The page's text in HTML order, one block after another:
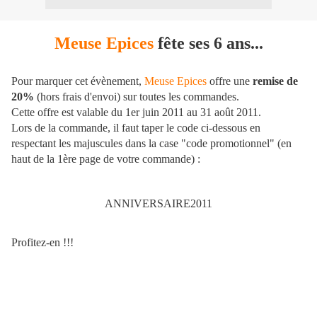
Meuse Epicesfête ses 6 ans...
Pour marquer cet évènement, Meuse Epices offre une remise de
20% (hors frais d'envoi) sur toutes les commandes.
Cette offre est valable du 1er juin 2011 au 31 août 2011.
Lors de la commande, il faut taper le code ci-dessous en
respectant les majuscules dans la case "code promotionnel" (en
haut de la 1ère page de votre commande) :
ANNIVERSAIRE2011
Profitez-en !!!